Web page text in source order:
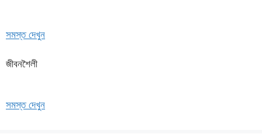
সমস্ত দেখুন
জীবনশৈলী
সমস্ত দেখুন